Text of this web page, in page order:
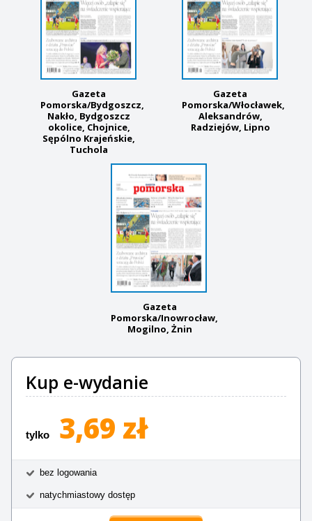
Gazeta
Pomorska/Bydgoszcz,
Nakło, Bydgoszcz
okolice, Chojnice,
Sępólno Krajeńskie,
Tuchola
Gazeta
Pomorska/Włocławek,
Aleksandrów,
Radziejów, Lipno
Gazeta
Pomorska/Inowrocław,
Mogilno, Żnin
Kup e-wydanie
tylko 3,69 zł
bez logowania
natychmiastowy dostęp